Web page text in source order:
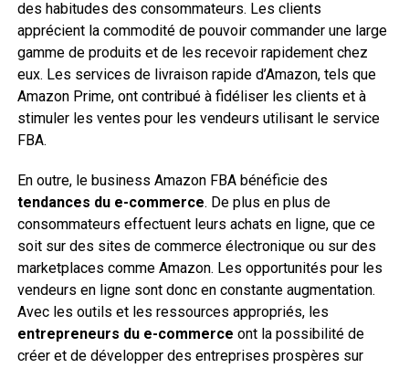
des habitudes des consommateurs. Les clients
apprécient la commodité de pouvoir commander une large
gamme de produits et de les recevoir rapidement chez
eux. Les services de livraison rapide d’Amazon, tels que
Amazon Prime, ont contribué à fidéliser les clients et à
stimuler les ventes pour les vendeurs utilisant le service
FBA.
En outre, le business Amazon FBA bénéficie des
tendances du e-commerce. De plus en plus de
consommateurs effectuent leurs achats en ligne, que ce
soit sur des sites de commerce électronique ou sur des
marketplaces comme Amazon. Les opportunités pour les
vendeurs en ligne sont donc en constante augmentation.
Avec les outils et les ressources appropriés, les
entrepreneurs du e-commerce ont la possibilité de
créer et de développer des entreprises prospères sur